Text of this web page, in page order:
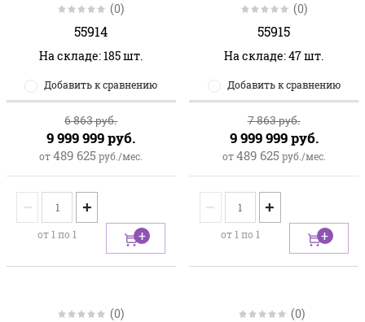
(0)
55914
На складе: 185 шт.
Добавить к сравнению
6 863руб.
9 999 999руб.
от 489 625 руб./мес.
− +
от 1 по 1
(0)
55915
На складе: 47 шт.
Добавить к сравнению
7 863руб.
9 999 999руб.
от 489 625 руб./мес.
− +
от 1 по 1
(0) (0)